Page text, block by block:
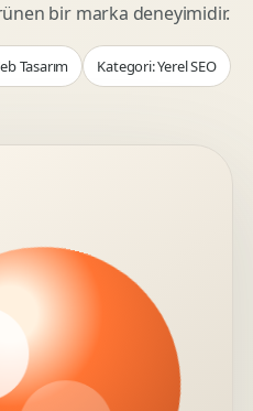
bir marka deneyimidir.
Tasarım Kategori: Yerel SEO